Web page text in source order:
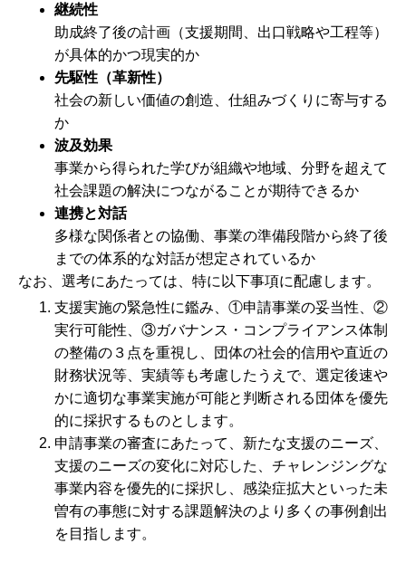
継続性
助成終了後の計画（支援期間、出口戦略や工程等）
が具体的かつ現実的か
先駆性（革新性）
社会の新しい価値の創造、仕組みづくりに寄与する
か
波及効果
事業から得られた学びが組織や地域、分野を超えて
社会課題の解決につながることが期待できるか
連携と対話
多様な関係者との協働、事業の準備段階から終了後
までの体系的な対話が想定されているか
なお、選考にあたっては、特に以下事項に配慮します。
支援実施の緊急性に鑑み、①申請事業の妥当性、②
実行可能性、③ガバナンス・コンプライアンス体制
の整備の３点を重視し、団体の社会的信用や直近の
財務状況等、実績等も考慮したうえで、選定後速や
かに適切な事業実施が可能と判断される団体を優先
的に採択するものとします。
申請事業の審査にあたって、新たな支援のニーズ、
支援のニーズの変化に対応した、チャレンジングな
事業内容を優先的に採択し、感染症拡大といった未
曽有の事態に対する課題解決のより多くの事例創出
を目指します。